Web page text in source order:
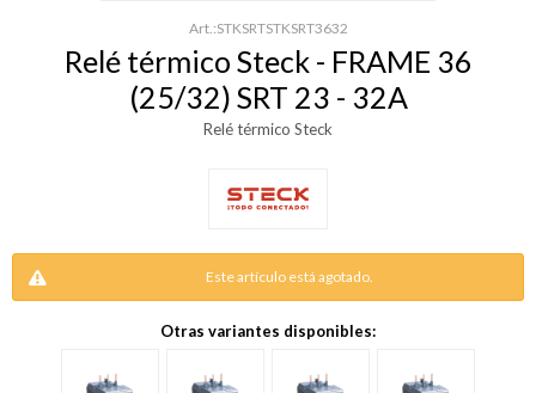
STKSRTSTKSRT3632
Relé térmico Steck - FRAME 36
(25/32) SRT 23 - 32A
Relé térmico Steck
Este artículo está agotado.
Otras variantes disponibles: